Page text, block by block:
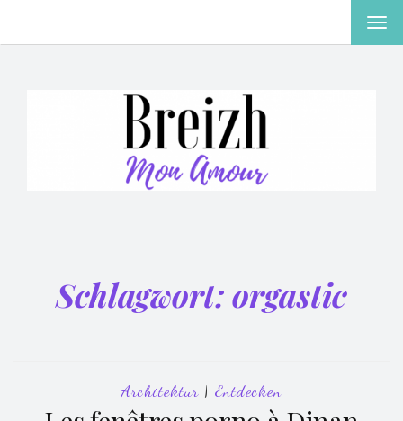
Schlagwort:orgastic
Architektur | Entdecken